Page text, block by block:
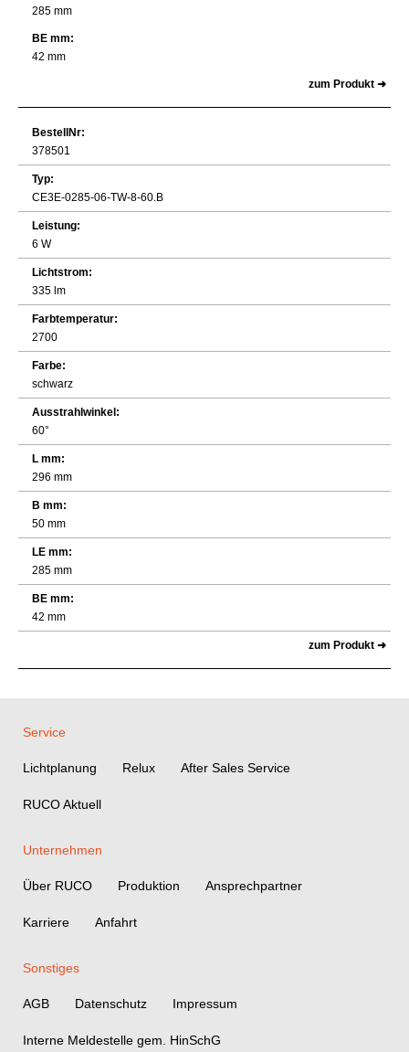
285 mm
BE mm:
42 mm
zum Produkt ➜
BestellNr:
378501
Typ:
CE3E-0285-06-TW-8-60.B
Leistung:
6 W
Lichtstrom:
335 lm
Farbtemperatur:
2700
Farbe:
schwarz
Ausstrahlwinkel:
60°
L mm:
296 mm
B mm:
50 mm
LE mm:
285 mm
BE mm:
42 mm
zum Produkt ➜
Service
Lichtplanung Relux After Sales Service
RUCO Aktuell
Unternehmen
Über RUCO Produktion Ansprechpartner
Karriere Anfahrt
Sonstiges
AGB Datenschutz Impressum
Interne Meldestelle gem. HinSchG